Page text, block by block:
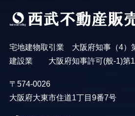
宅地建物取引業 大阪府知事（4）
建設業 大阪府知事許可(般-1)第
〒574-0026
大阪府大東市住道1丁目9番7号